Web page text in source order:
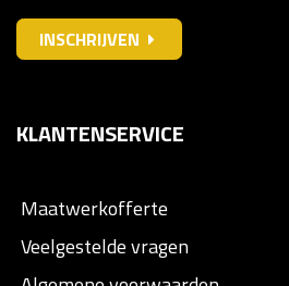
INSCHRIJVEN
KLANTENSERVICE
Maatwerkofferte
Veelgestelde vragen